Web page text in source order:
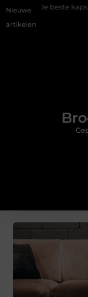
Nieuwe
artikelen
kapsalon in Arnhem: